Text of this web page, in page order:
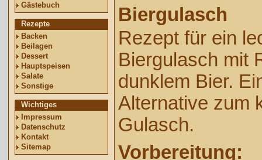
Gästebuch
Rezepte
Backen
Beilagen
Dessert
Hauptspeisen
Salate
Sonstige
Wichtiges
Impressum
Datenschutz
Kontakt
Sitemap
Biergulasch
Rezept für ein
Biergulasch mit
dunklem Bier.
Alternative zum
Gulasch.
Vorbereitung: